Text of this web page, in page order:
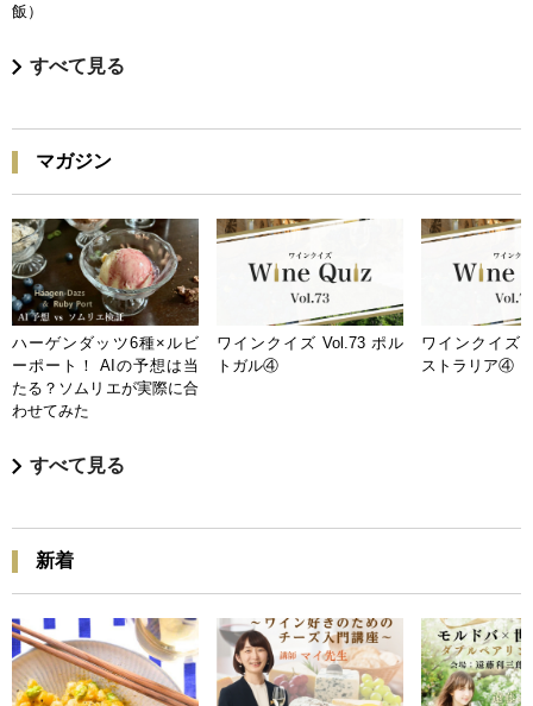
飯）
すべて見る
マガジン
ハーゲンダッツ6種×ルビ
ーポート！ AIの予想は当
たる？ソムリエが実際に合
わせてみた
ワインクイズ Vol.73 ポル
トガル④
ワインクイズ
ストラリア④
すべて見る
新着